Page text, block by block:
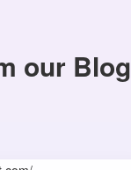
our Blog